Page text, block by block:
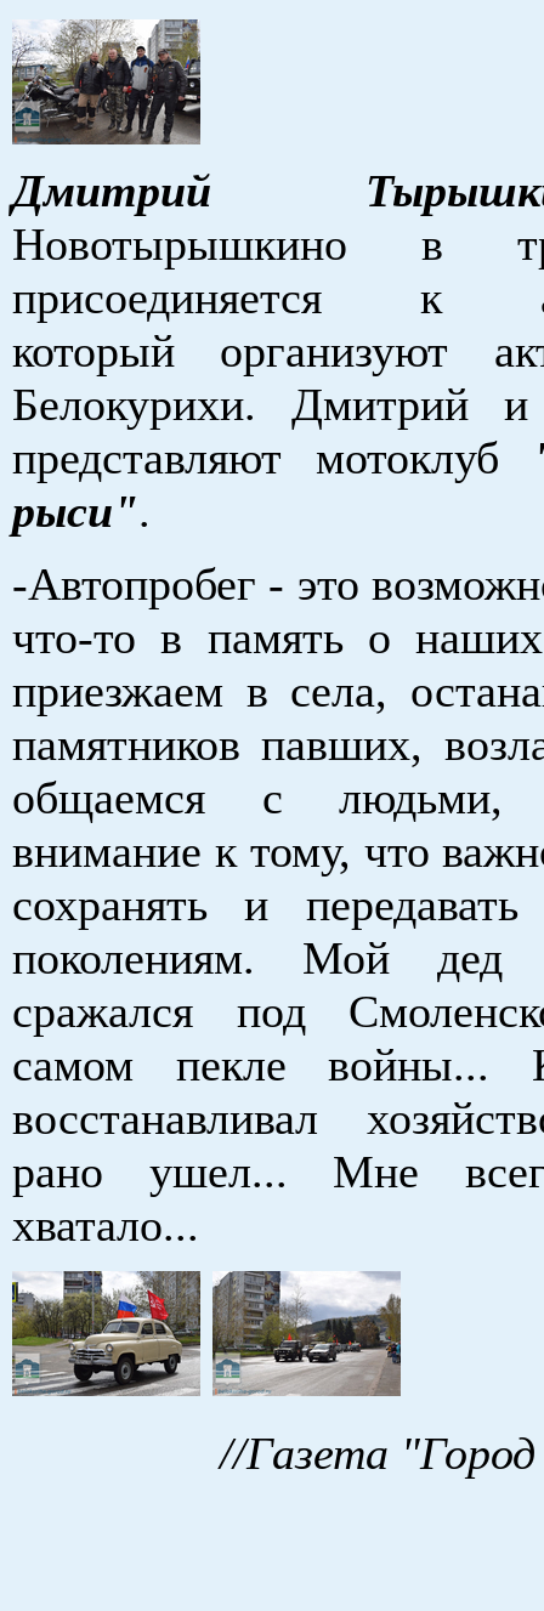
Дмитрий
Новотырышкино в
присоединяется к
который организуют
Белокурихи. Дмитрий и
представляют мотоклуб
рыси".
-Автопробег - это
что-то в память о
приезжаем в села,
памятников павших,
общаемся с людьми,
внимание к тому, что
сохранять и
поколениям. Мой дед
сражался под
самом пекле войны...
восстанавливал
рано ушел... Мне
хватало...
//Газета "Город